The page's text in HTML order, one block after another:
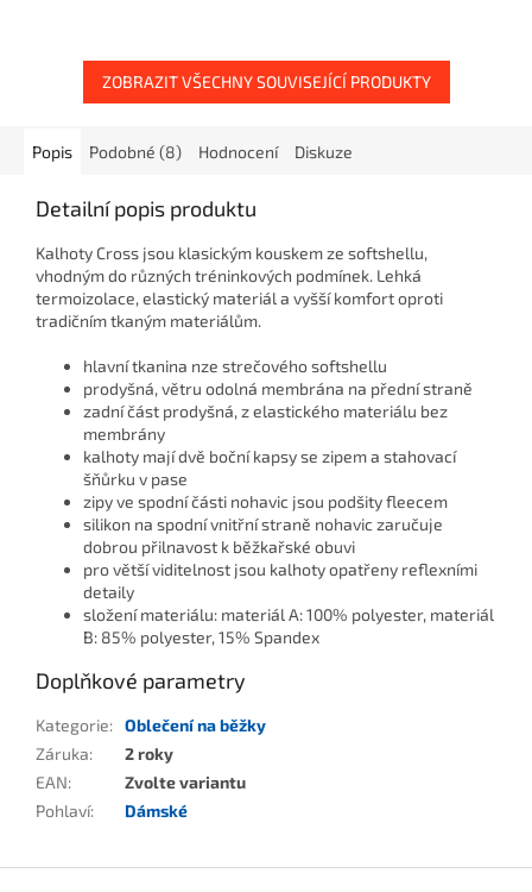
ZOBRAZIT VŠECHNY SOUVISEJÍCÍ PRODUKTY
Popis Podobné (8) Hodnocení Diskuze
Detailní popis produktu
Kalhoty Cross jsou klasickým kouskem ze softshellu,
vhodným do různých tréninkových podmínek. Lehká
termoizolace, elastický materiál a vyšší komfort oproti
tradičním tkaným materiálům.
hlavní tkanina nze strečového softshellu
prodyšná, větru odolná membrána na přední straně
zadní část prodyšná, z elastického materiálu bez
membrány
kalhoty mají dvě boční kapsy se zipem a stahovací
šňůrku v pase
zipy ve spodní části nohavic jsou podšity fleecem
silikon na spodní vnitřní straně nohavic zaručuje
dobrou přilnavost k běžkařské obuvi
pro větší viditelnost jsou kalhoty opatřeny reflexními
detaily
složení materiálu: materiál A: 100% polyester, materiál
B: 85% polyester, 15% Spandex
Doplňkové parametry
Kategorie: Oblečení na běžky
Záruka:
2 roky
EAN:
Zvolte variantu
Pohlaví: Dámské